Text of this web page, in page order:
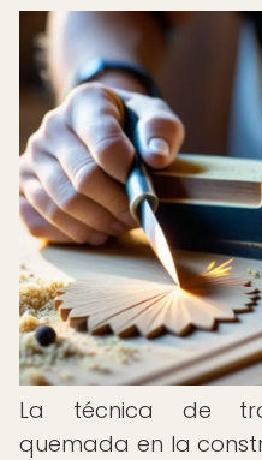
La técnica de
quemada en la